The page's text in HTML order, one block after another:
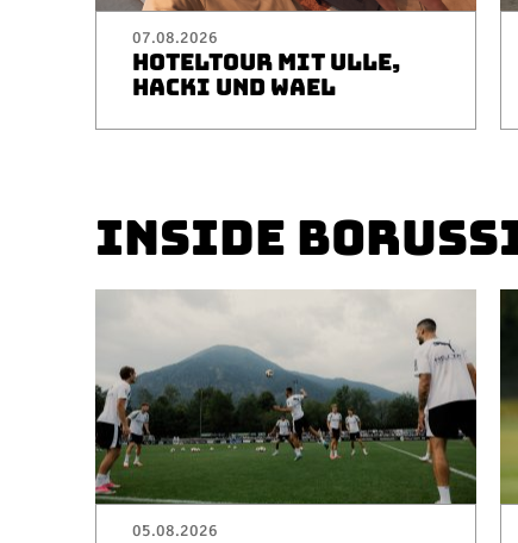
07.08.2026
HOTELTOUR MIT ULLE,
HACKI UND WAEL
INSIDE
05.08.2026